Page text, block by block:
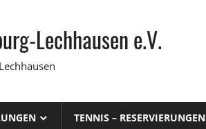
Lechhausen e.V.
TENNIS – RESERVIERUNGEN